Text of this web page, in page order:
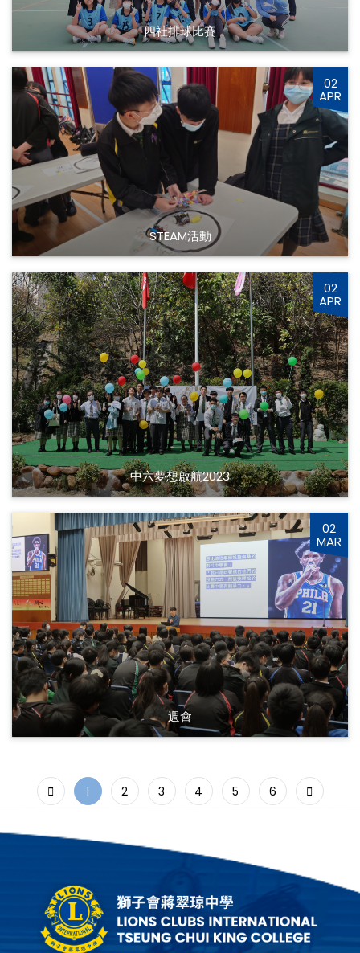
四社排球比賽
STEAM活動
02
APR
中六夢想啟航2023
02
APR
週會
02
MAR
1 2 3 4 5 6